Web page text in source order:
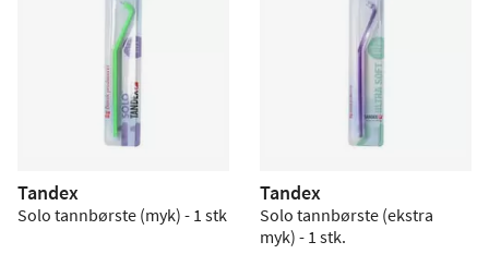
Tandex
Solo tannbørste (myk) - 1 stk
Tandex
Solo tannbørste (ekstra
myk) - 1 stk.